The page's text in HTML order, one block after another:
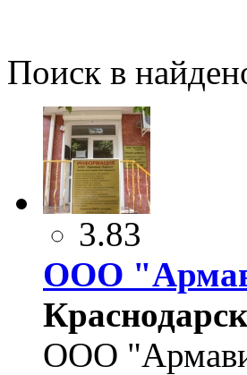
Поиск в
3.83
ООО
ООО